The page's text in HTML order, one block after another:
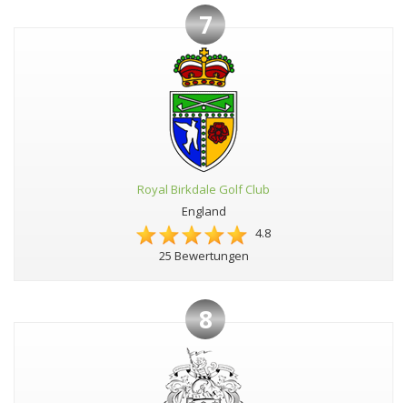
7
Royal Birkdale Golf Club
England
4.8
25 Bewertungen
8